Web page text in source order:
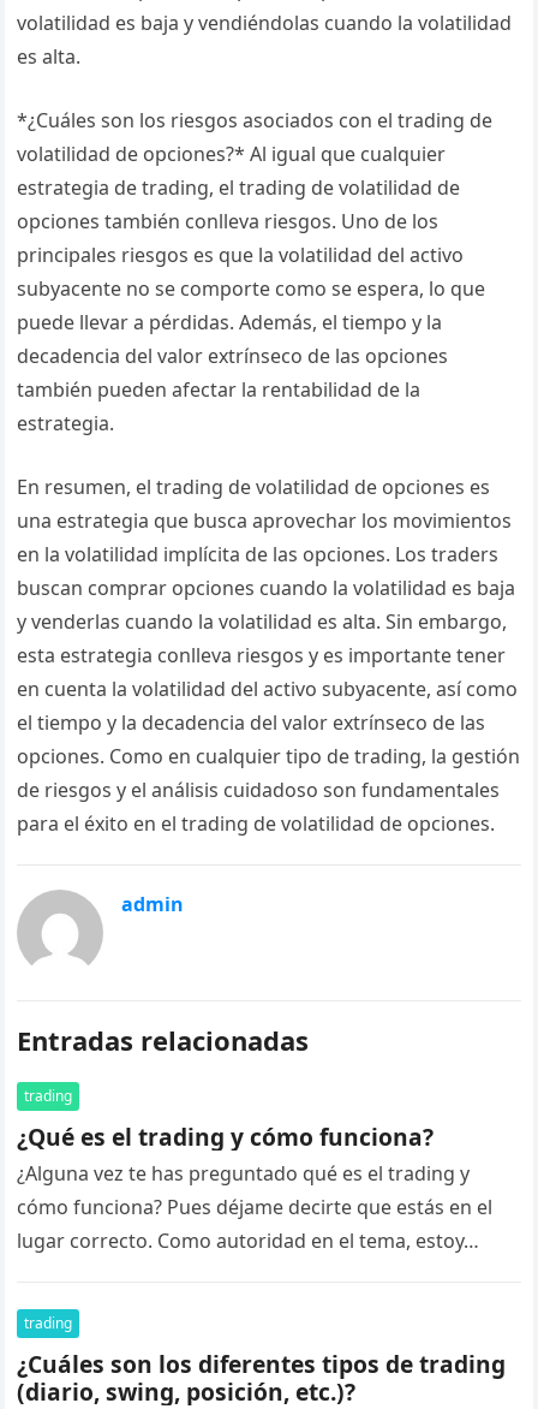
volatilidad es baja y vendiéndolas cuando la volatilidad
es alta.
*¿Cuáles son los riesgos asociados con el trading de
volatilidad de opciones?* Al igual que cualquier
estrategia de trading, el trading de volatilidad de
opciones también conlleva riesgos. Uno de los
principales riesgos es que la volatilidad del activo
subyacente no se comporte como se espera, lo que
puede llevar a pérdidas. Además, el tiempo y la
decadencia del valor extrínseco de las opciones
también pueden afectar la rentabilidad de la
estrategia.
En resumen, el trading de volatilidad de opciones es
una estrategia que busca aprovechar los movimientos
en la volatilidad implícita de las opciones. Los traders
buscan comprar opciones cuando la volatilidad es baja
y venderlas cuando la volatilidad es alta. Sin embargo,
esta estrategia conlleva riesgos y es importante tener
en cuenta la volatilidad del activo subyacente, así como
el tiempo y la decadencia del valor extrínseco de las
opciones. Como en cualquier tipo de trading, la gestión
de riesgos y el análisis cuidadoso son fundamentales
para el éxito en el trading de volatilidad de opciones.
admin
Entradas relacionadas
trading
¿Qué es el trading y cómo funciona?
¿Alguna vez te has preguntado qué es el trading y
cómo funciona? Pues déjame decirte que estás en el
lugar correcto. Como autoridad en el tema, estoy…
trading
¿Cuáles son los diferentes tipos de trading
(diario, swing, posición, etc.)?